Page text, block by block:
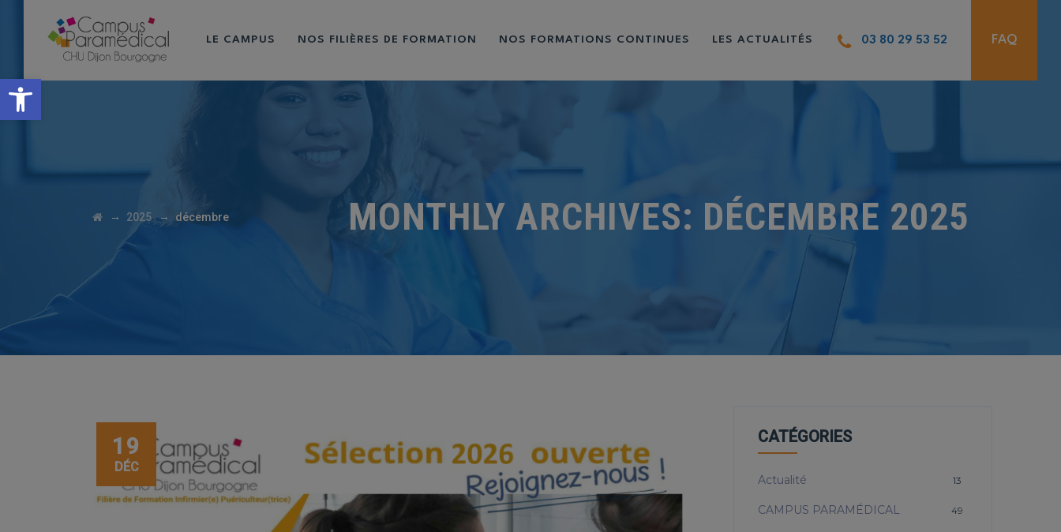
Ouvrir la barre d’outils
LE CAMPUS NOS FILIÈRES DE FORMATION NOS FORMATIONS CONTINUES LES ACTUALITÉS FAQ
03 80 29 53 52
→ 2025 → décembre MONTHLY ARCHIVES: DÉCEMBRE 2025
19
DÉC
CATÉGORIES
Actualité 13
CAMPUS PARAMÉDICAL 49